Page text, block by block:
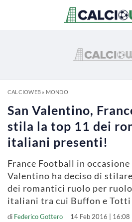
CALCIOWEB» MONDO
San Valentino,
stila la top 11 dei
italiani presenti!
France Football in
Valentino ha deciso di
dei romantici ruolo per
italiani tra cui Buffon e Totti
di Federico Gottero 14 Feb 2016 | 16:08